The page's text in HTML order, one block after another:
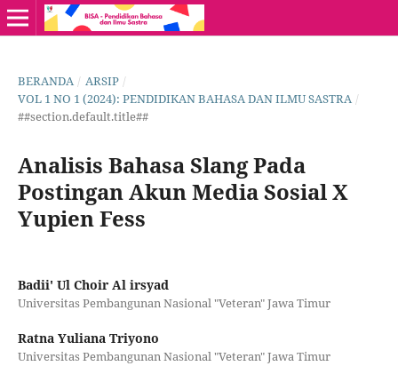
BERANDA / ARSIP /
VOL 1 NO 1 (2024): PENDIDIKAN BAHASA DAN ILMU SASTRA /
##section.default.title##
Analisis Bahasa Slang Pada
Postingan Akun Media Sosial X
Yupien Fess
Badii' Ul Choir Al irsyad
Universitas Pembangunan Nasional "Veteran" Jawa Timur
Ratna Yuliana Triyono
Universitas Pembangunan Nasional "Veteran" Jawa Timur